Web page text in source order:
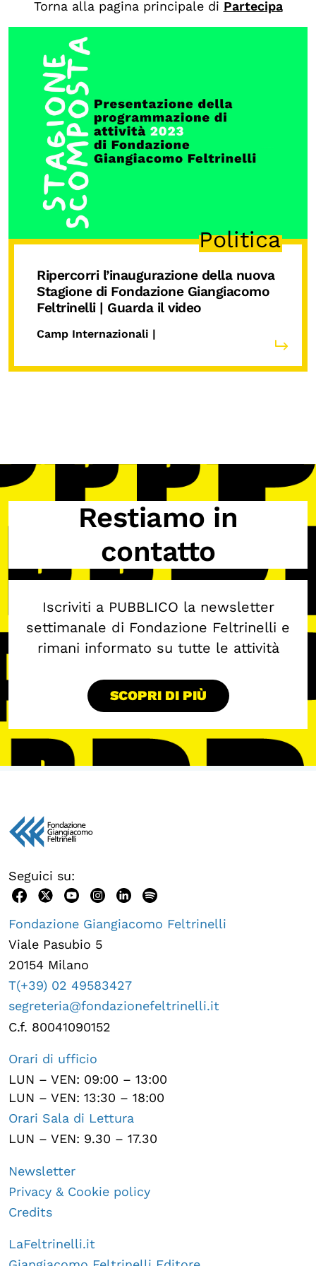
Biblioteca
Mostre digitali
I CONTENUTI
Osservatori di ricerca
Progetti Nazionali
Progetti Internazionali
Pubblicazioni
Storie di Resistenza, ottant’anni dopo
Calendario civile
Podcast
OLTRE LA SCUOLA
Master e Executive Program
Torna alla pagina principale di Partecipa
Politica
Ripercorri l’inaugurazione della nuova
Stagione di Fondazione Giangiacomo
Feltrinelli| Guarda il video
Camp Internazionali |
Restiamo in
contatto
Iscriviti a PUBBLICO la newsletter
settimanale di Fondazione Feltrinelli e
rimani informato su tutte le attività
SCOPRI DI PIÙ
Seguici su:
Fondazione Giangiacomo Feltrinelli
Viale Pasubio 5
20154 Milano
T(+39) 02 49583427
segreteria@fondazionefeltrinelli.it
C.f. 80041090152
Orari di ufficio
LUN – VEN: 09:00 – 13:00
LUN – VEN: 13:30 – 18:00
Orari Sala di Lettura
LUN – VEN: 9.30 – 17.30
Newsletter
Privacy & Cookie policy
Credits
LaFeltrinelli.it